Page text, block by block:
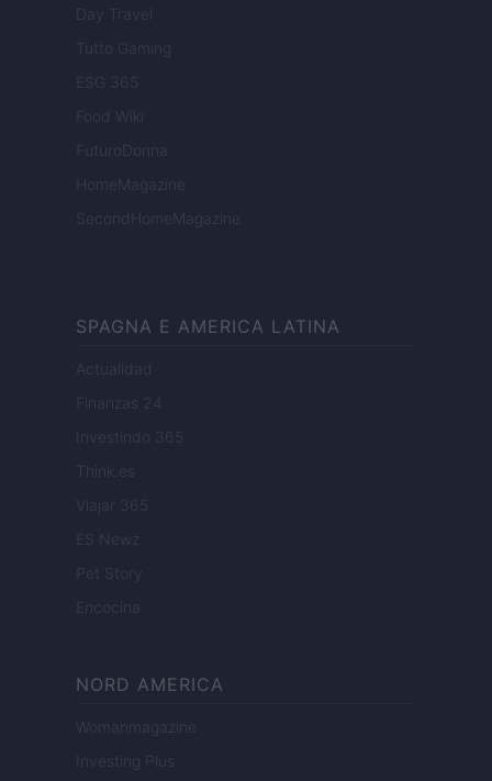
Day Travel
Tutto Gaming
ESG 365
Food Wiki
FuturoDonna
HomeMagazine
SecondHomeMagazine
SPAGNA E AMERICA LATINA
Actualidad
Finanzas 24
Investindo 365
Think.es
Viajar 365
ES Newz
Pet Story
Encocina
NORD AMERICA
Womanmagazine
Investing Plus